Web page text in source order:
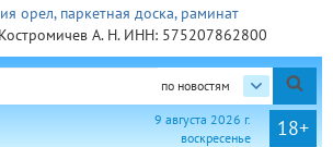
А. Н. ИНН: 575207862800
по новостям
18+
9 августа 2026 г.
воскресенье